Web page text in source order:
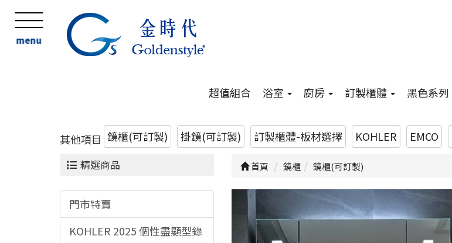
menu
超值組合 浴室 廚房 訂製櫃體 黑色系列
其他項目 鏡櫃(可訂製) 掛鏡(可訂製) 訂製櫃體-板材選擇 KOHLER EMCO
精選商品
門市特賣
KOHLER 2025 個性盡顯型錄
首頁 鏡櫃 鏡櫃(可訂製)